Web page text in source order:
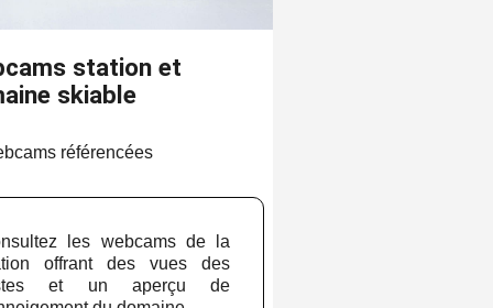
station et
skiable
référencées
les webcams de la
offrant des vues des
et un aperçu de